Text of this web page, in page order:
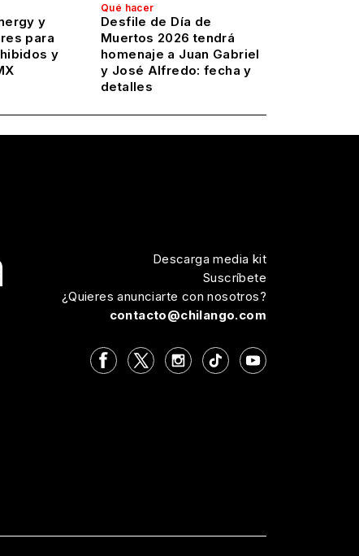
y
para
y
Qué hacer
Desfile de Día de
Muertos 2026 tendrá
homenaje a Juan Gabriel
y José Alfredo: fecha y
detalles
Descarga media kit
Suscríbete
¿Quieres anunciarte con nosotros?
contacto@chilango.com